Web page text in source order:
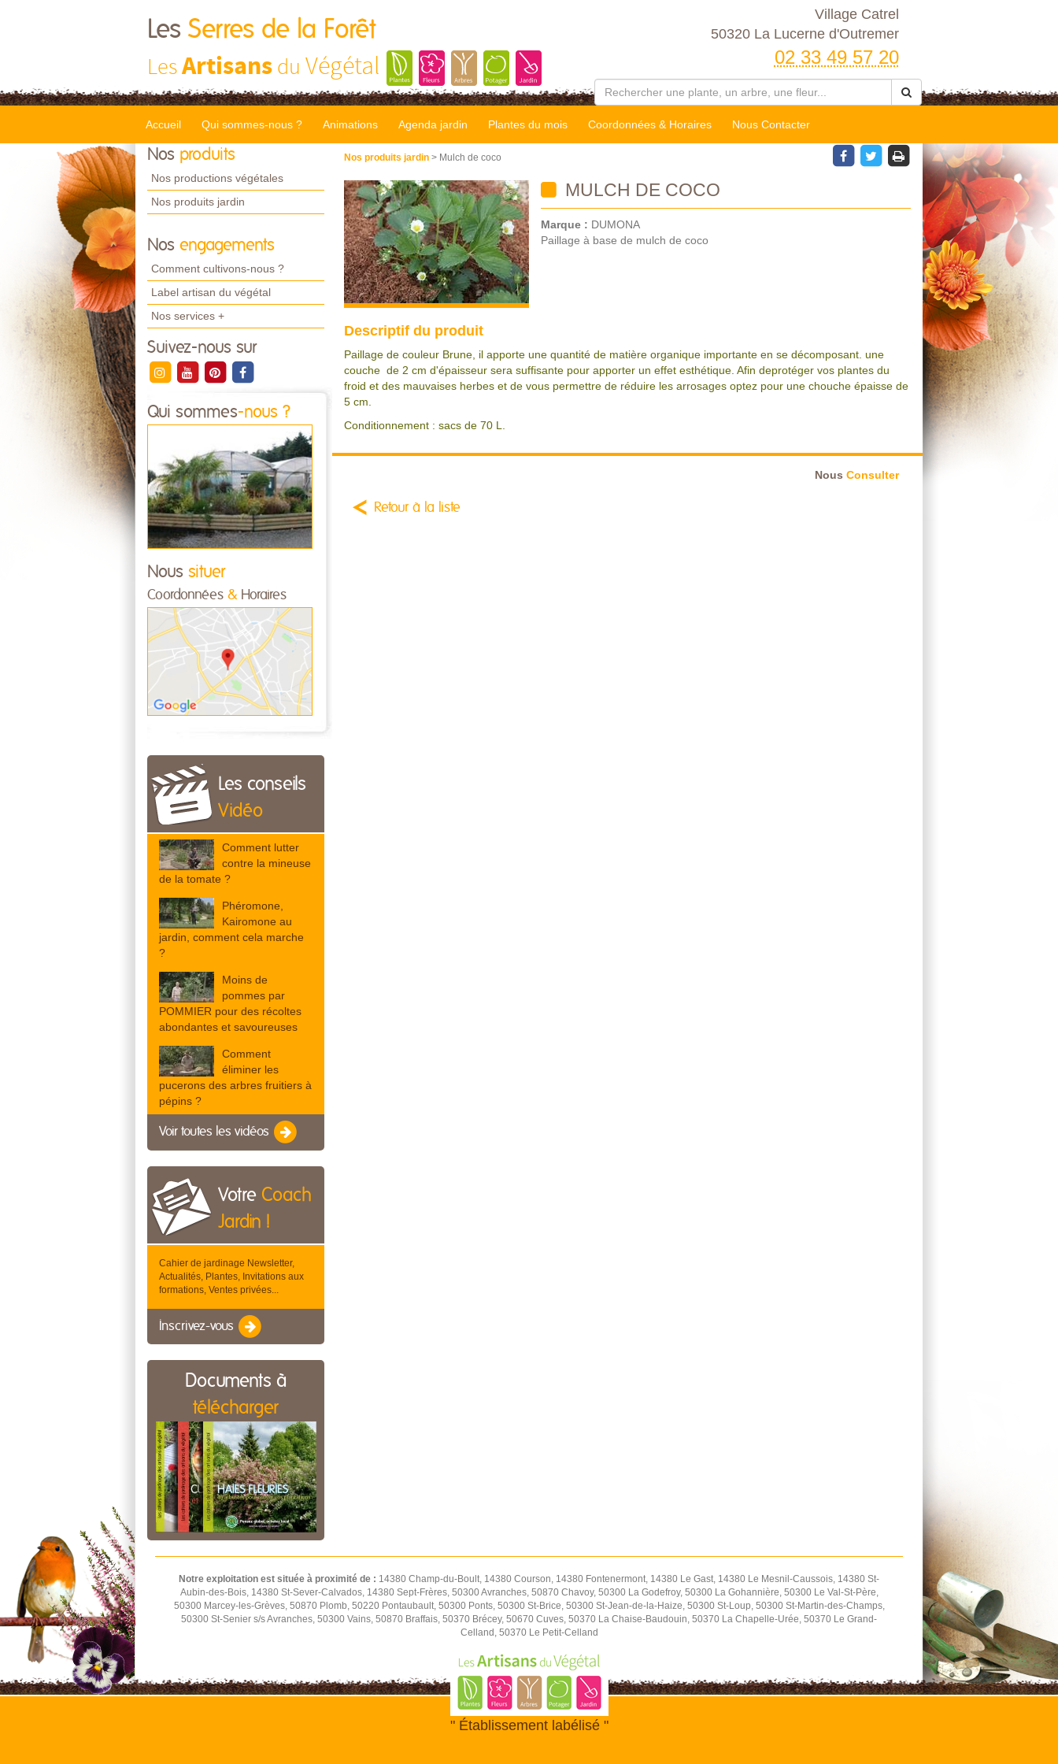
Les Serres de la Forêt
LesArtisans du Végétal
Village Catrel
50320 La Lucerne d'Outremer
02 33 49 57 20
Accueil Qui sommes-nous ? Animations Agenda jardin Plantes du mois Coordonnées & Horaires Nous Contacter
Nos produits
Nos productions végétales
Nos produits jardin
Nos engagements
Comment cultivons-nous ?
Label artisan du végétal
Nos services +
Suivez-nous sur
Qui sommes-nous ?
Nous situer
Coordonnées & Horaires
Les conseils
Vidéo
Comment lutter
contre la mineuse
de la tomate ?
Phéromone,
Kairomone au
jardin, comment cela marche
?
Moins de
pommes par
POMMIER pour des récoltes
abondantes et savoureuses
Comment
éliminer les
pucerons des arbres fruitiers à
pépins ?
Voir toutes les vidéos
Votre Coach
Jardin !
Cahier de jardinage Newsletter,
Actualités, Plantes, Invitations aux
formations, Ventes privées...
Inscrivez-vous
Documents à
télécharger
Nos produits jardin > Mulch de coco
MULCH DE COCO
Marque : DUMONA
Paillage à base de mulch de coco
Descriptif du produit
Paillage de couleur Brune, il apporte une quantité de matière organique importante en se décomposant. une
couche de 2 cm d'épaisseur sera suffisante pour apporter un effet esthétique. Afin deprotéger vos plantes du
froid et des mauvaises herbes et de vous permettre de réduire les arrosages optez pour une chouche épaisse de
5 cm.
Conditionnement : sacs de 70 L.
Nous Consulter
Retour à la liste
Notre exploitation est située à proximité de : 14380 Champ-du-Boult, 14380 Courson, 14380 Fontenermont, 14380 Le Gast, 14380 Le Mesnil-Caussois, 14380 St-
Aubin-des-Bois, 14380 St-Sever-Calvados, 14380 Sept-Frères, 50300 Avranches, 50870 Chavoy, 50300 La Godefroy, 50300 La Gohannière, 50300 Le Val-St-Père,
50300 Marcey-les-Grèves, 50870 Plomb, 50220 Pontaubault, 50300 Ponts, 50300 St-Brice, 50300 St-Jean-de-la-Haize, 50300 St-Loup, 50300 St-Martin-des-Champs,
50300 St-Senier s/s Avranches, 50300 Vains, 50870 Braffais, 50370 Brécey, 50670 Cuves, 50370 La Chaise-Baudouin, 50370 La Chapelle-Urée, 50370 Le Grand-
Celland, 50370 Le Petit-Celland
" Établissement labélisé "